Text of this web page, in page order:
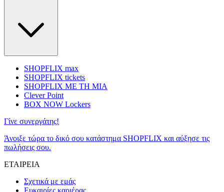
SHOPFLIX max
SHOPFLIX tickets
SHOPFLIX ΜΕ ΤΗ ΜΙΑ
Clever Point
BOX NOW Lockers
Γίνε συνεργάτης!
Άνοιξε τώρα το δικό σου κατάστημα SHOPFLIX και αύξησε τις
πωλήσεις σου.
ΕΤΑΙΡΕΙΑ
Σχετικά με εμάς